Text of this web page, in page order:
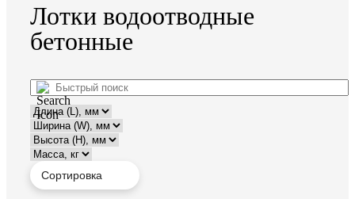
Лотки водоотводные
бетонные